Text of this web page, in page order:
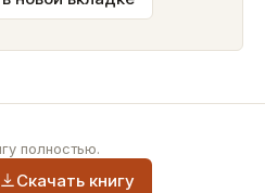
полностью.
Скачать книгу